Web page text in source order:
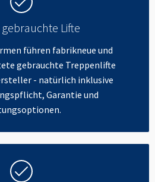
gebrauchte Lifte
führen fabrikneue und
gebrauchte Treppenlifte
- natürlich inklusive
Garantie und